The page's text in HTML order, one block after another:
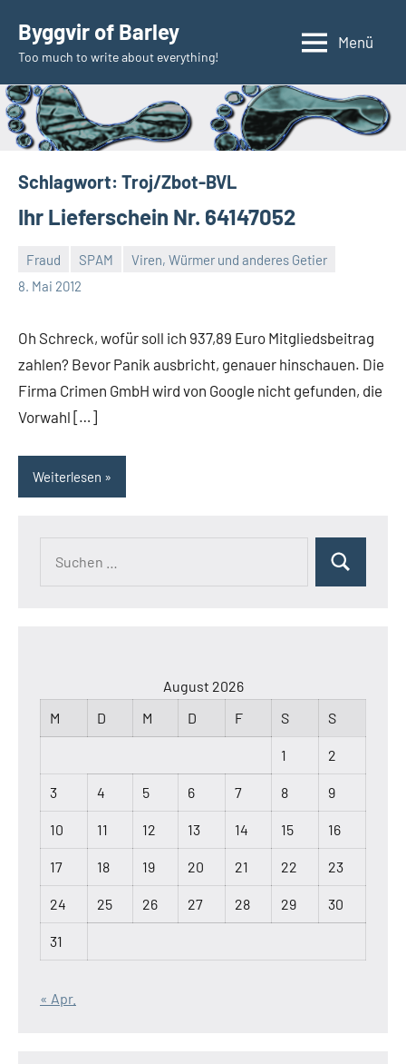
Inhalt
springen
Byggvir of Barley
Too much to write about everything!
Menü
Schlagwort: Troj/Zbot-BVL
Ihr Lieferschein Nr. 64147052
Fraud SPAM
Viren, Würmer und anderes Getier
8. Mai 2012
Thomas
2
Oh Schreck, wofür soll ich 937,89 Euro Mitgliedsbeitrag
zahlen? Bevor Panik ausbricht, genauer hinschauen. Die
Firma Crimen GmbH wird von Google nicht gefunden, die
Vorwahl […]
Weiterlesen
Suchen
August 2026
M
D M D F S S
1 2
3 4 5 6 7 8 9
10 11 12 13 14 15 16
17 18 19 20 21 22 23
24 25 26 27 28 29 30
31
« Apr.